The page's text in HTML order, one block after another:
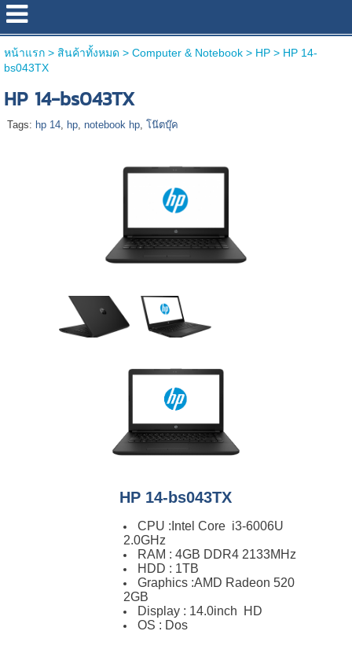
หน้าแรก> สินค้าทั้งหมด > Computer & Notebook> HP> HP 14-
bs043TX
HP 14-bs043TX
Tags: hp 14, hp, notebook hp, โน๊ตบุ๊ค
HP 14-bs043TX
CPU :Intel Core i3-6006U
2.0GHz
RAM : 4GB DDR4 2133MHz
HDD : 1TB
Graphics :AMD Radeon 520
2GB
Display : 14.0inch HD
OS : Dos